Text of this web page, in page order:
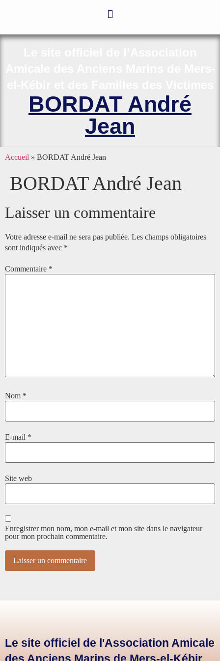
BORDAT André
Jean
Accueil » BORDAT André Jean
BORDAT André Jean
Laisser un commentaire
Votre adresse e-mail ne sera pas publiée. Les champs obligatoires
sont indiqués avec *
Commentaire *
Nom *
E-mail *
Site web
Enregistrer mon nom, mon e-mail et mon site dans le navigateur
pour mon prochain commentaire.
Le site officiel de l'Association Amicale